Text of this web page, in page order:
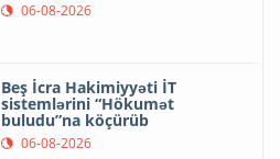
06-08-2026
Beş İcra Hakimiyyəti İT
sistemlərini “Hökumət
buludu”na köçürüb
06-08-2026